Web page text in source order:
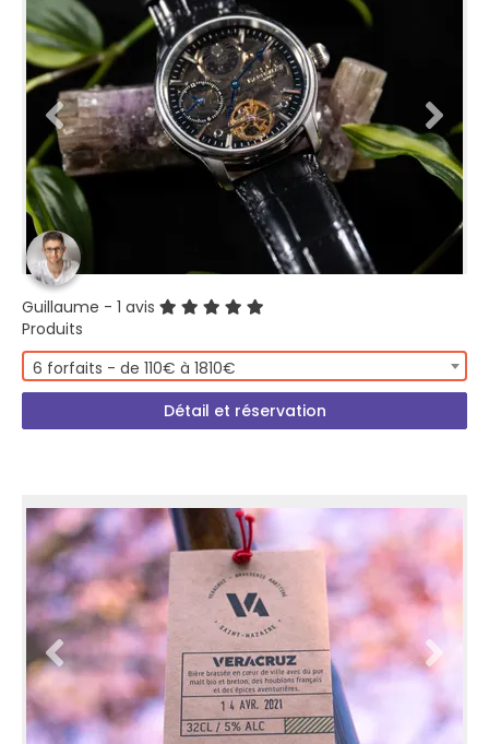
Guillaume - 1 avis
Produits
6 forfaits - de 110€ à 1810€
Détail et réservation